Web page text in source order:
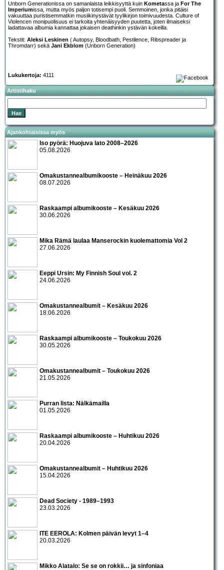
Unborn Generationissa on samanlaista leikkisyyttä kuin Kometassa ja For The
Imperiumissa, mutta myös paljon totisempi puoli. Semmoinen, jonka pitäisi
vakuuttaa puristisemmatkin musiikinystävät tyylikirjon toimivuudesta. Culture of
Violencen monipuolisuus ei tarkoita yhtenäisyyden puutetta, joten ilmaiseksi
ladattavaa albumia kannattaa jokaisen deathinkin ystävän kokeilla.
Tekstit: Aleksi Leskinen ( Autopsy, Bloodbath, Pestilence, Ribspreader ja
Thromdarr) sekä Jani Ekblom (Unborn Generation)
Lukukertoja: 4111
Artistihaku
Ajankohtaisissa myös
Iso pyörä: Huojuva lato 2008–2026
05.08.2026
Omakustannealbumikooste – Heinäkuu 2026
08.07.2026
Raskaampi albumikooste – Kesäkuu 2026
30.06.2026
Mika Rämä laulaa Manserockin kuolemattomia Vol 2
27.06.2026
Eeppi Ursin: My Finnish Soul vol. 2
24.06.2026
Omakustannealbumit – Kesäkuu 2026
18.06.2026
Raskaampi albumikooste – Toukokuu 2026
30.05.2026
Omakustannealbumit – Toukokuu 2026
21.05.2026
Purran lista: Nälkämailla
01.05.2026
Raskaampi albumikooste – Huhtikuu 2026
20.04.2026
Omakustannealbumit – Huhtikuu 2026
15.04.2026
Dead Society - 1989–1993
23.03.2026
ITE EEROLA: Kolmen päivän levyt 1–4
20.03.2026
Mikko Alatalo: Se se on rokkii… ja sinfoniaa